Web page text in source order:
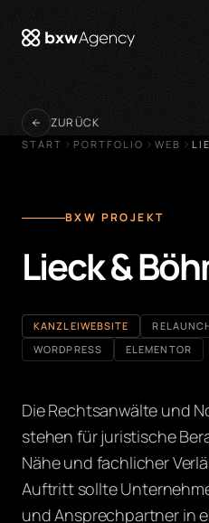
ZURÜCK
START PORTFOLIO WEB
BXW PROJEKT
Lieck &
KANZLEIWEBSITE
WORDPRESS
ELEMENTOR
Die Rechtsanwälte und
stehen für juristische
Nähe und fachlicher
Auftritt sollte
und Ansprechpartner in